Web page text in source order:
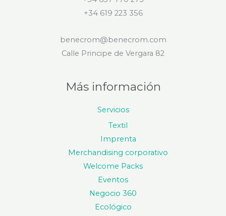
+34 619 223 356
benecrom@benecrom.com
Calle Principe de Vergara 82
Más información
Servicios
Textil
Imprenta
Merchandising corporativo
Welcome Packs
Eventos
Negocio 360
Ecológico